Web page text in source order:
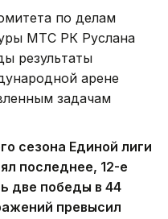
по делам
МТС РК Руслана
результаты
арене
задачам
сезона Единой лиги
последнее, 12-е
две победы в 44
превысил